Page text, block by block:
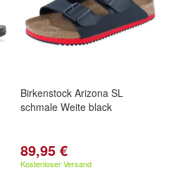
Birkenstock Arizona SL
schmale Weite black
89,95 €
Kostenloser Versand